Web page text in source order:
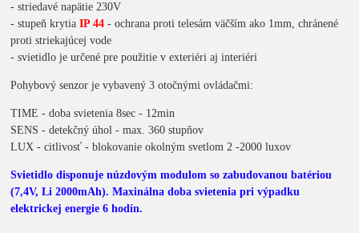
- striedavé napätie 230V
- stupeň krytiaIP 44 - ochrana proti telesám väčším ako 1mm, chránené
proti striekajúcej vode
- svietidlo je určené pre použitie v exteriéri aj interiéri
Pohybový senzor je vybavený 3 otočnými ovládačmi:
TIME - doba svietenia 8sec - 12min
SENS - detekčný úhol - max. 360 stupňov
LUX - citlivosť - blokovanie okolným svetlom 2 -2000 luxov
Svietidlo disponuje núzdovým modulom so zabudovanou batériou
(7,4V, Li 2000mAh). Maxinálna doba svietenia pri výpadku
elektrickej energie 6 hodín.